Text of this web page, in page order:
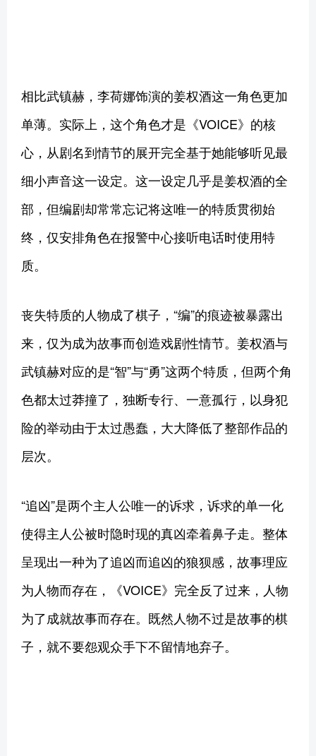
相比武镇赫，李荷娜饰演的姜权酒这一角色更加
单薄。实际上，这个角色才是《VOICE》的核
心，从剧名到情节的展开完全基于她能够听见最
细小声音这一设定。这一设定几乎是姜权酒的全
部，但编剧却常常忘记将这唯一的特质贯彻始
终，仅安排角色在报警中心接听电话时使用特
质。
丧失特质的人物成了棋子，“编”的痕迹被暴露出
来，仅为成为故事而创造戏剧性情节。姜权酒与
武镇赫对应的是“智”与“勇”这两个特质，但两个角
色都太过莽撞了，独断专行、一意孤行，以身犯
险的举动由于太过愚蠢，大大降低了整部作品的
层次。
“追凶”是两个主人公唯一的诉求，诉求的单一化
使得主人公被时隐时现的真凶牵着鼻子走。整体
呈现出一种为了追凶而追凶的狼狈感，故事理应
为人物而存在，《VOICE》完全反了过来，人物
为了成就故事而存在。既然人物不过是故事的棋
子，就不要怨观众手下不留情地弃子。